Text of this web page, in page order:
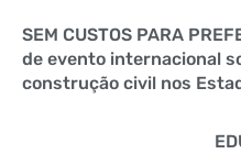
SEM CUSTOS PARA
de evento internacional
construção civil nos